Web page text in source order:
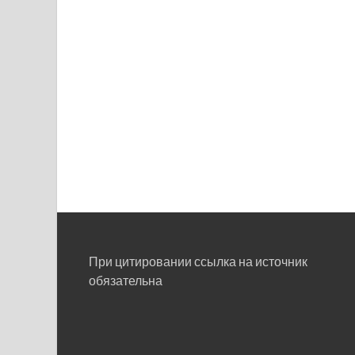
При цитировании ссылка на источник
обязательна